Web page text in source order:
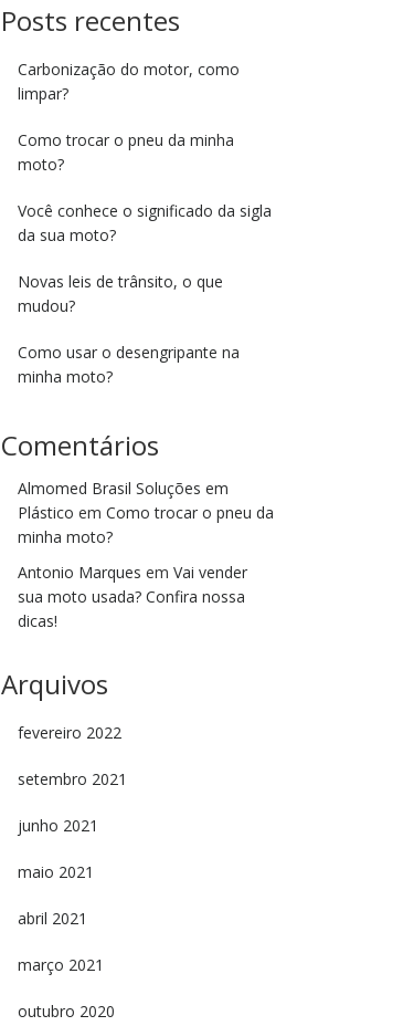
Posts recentes
Carbonização do motor, como
limpar?
Como trocar o pneu da minha
moto?
Você conhece o significado da sigla
da sua moto?
Novas leis de trânsito, o que
mudou?
Como usar o desengripante na
minha moto?
Comentários
Almomed Brasil Soluções em
Plástico em Como trocar o pneu da
minha moto?
Antonio Marques em Vai vender
sua moto usada? Confira nossa
dicas!
Arquivos
fevereiro 2022
setembro 2021
junho 2021
maio 2021
abril 2021
março 2021
outubro 2020